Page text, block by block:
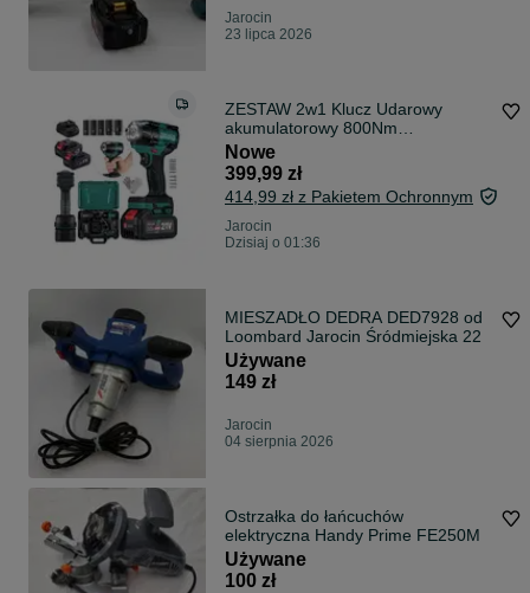
Jarocin
23 lipca 2026
ZESTAW 2w1 Klucz Udarowy
akumulatorowy 800Nm
bezszczotkowy mocny 21V
Nowe
399,99 zł
414,99 zł z Pakietem Ochronnym
Jarocin
Dzisiaj o 01:36
MIESZADŁO DEDRA DED7928 od
Loombard Jarocin Śródmiejska 22
Używane
149 zł
Jarocin
04 sierpnia 2026
Ostrzałka do łańcuchów
elektryczna Handy Prime FE250M
Używane
100 zł